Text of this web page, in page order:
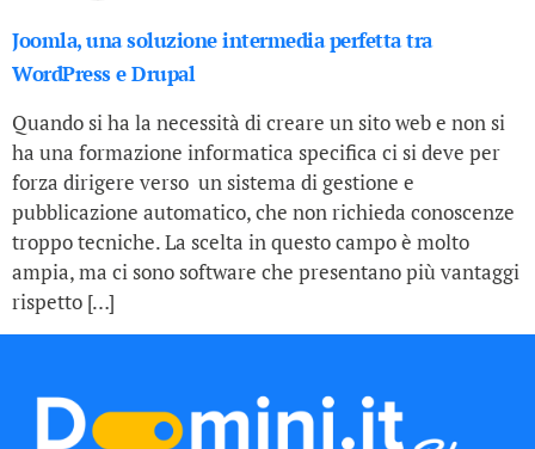
Joomla, una soluzione intermedia perfetta tra
WordPress e Drupal
Quando si ha la necessità di creare un sito web e non si
ha una formazione informatica specifica ci si deve per
forza dirigere verso un sistema di gestione e
pubblicazione automatico, che non richieda conoscenze
troppo tecniche. La scelta in questo campo è molto
ampia, ma ci sono software che presentano più vantaggi
rispetto […]